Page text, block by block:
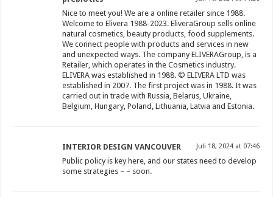
Nice to meet you! We are a online retailer since 1988.
Welcome to Elivera 1988-2023. EliveraGroup sells online
natural cosmetics, beauty products, food supplements.
We connect people with products and services in new
and unexpected ways. The company ELIVERAGroup, is a
Retailer, which operates in the Cosmetics industry.
ELIVERA was established in 1988. © ELIVERA LTD was
established in 2007. The first project was in 1988. It was
carried out in trade with Russia, Belarus, Ukraine,
Belgium, Hungary, Poland, Lithuania, Latvia and Estonia.
INTERIOR DESIGN VANCOUVER Juli 18, 2024 at 07:46
Public policy is key here, and our states need to develop
some strategies – – soon.